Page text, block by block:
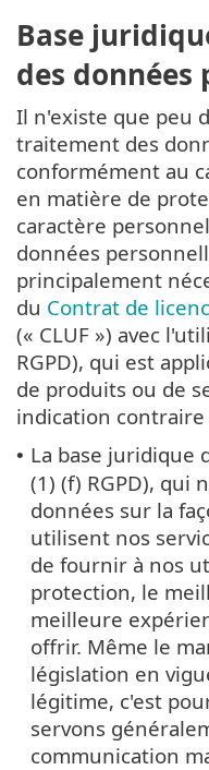
Base
des données
Il n'existe que peu
traitement des
conformément au
en matière de
caractère
données
principalement
du Contrat de
(« CLUF ») avec
RGPD), qui est
de produits ou de
indication
• La base juridique
(1) (f) RGPD), qui
données sur la
utilisent nos
de fournir à nos
protection, le
meilleure
offrir. Même le
législation en
légitime, c'est
servons
communication